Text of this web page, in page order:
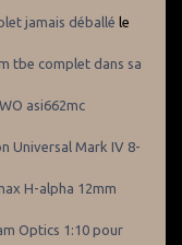
jamais déballé le
tbe complet dans sa
asi662mc
Universal Mark IV 8-
H-alpha 12mm
Optics 1:10 pour